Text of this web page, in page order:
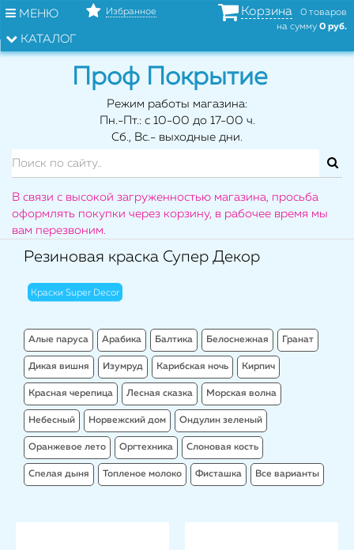
МЕНЮ
КАТАЛОГ
Избранное Корзина
0 товаров
на сумму 0 руб.
Проф Покрытие
Режим работы магазина:
Пн.-Пт.: с 10-00 до 17-00 ч.
Сб., Вс.- выходные дни.
В связи с высокой загруженностью магазина, просьба
оформлять покупки через корзину, в рабочее время мы
вам перезвоним.
Резиновая краска Супер Декор
Краски Super Decor
Алые паруса Арабика Балтика Белоснежная Гранат
Дикая вишня Изумруд Карибская ночь Кирпич
Красная черепица Лесная сказка Морская волна
Небесный Норвежский дом Ондулин зеленый
Оранжевое лето Оргтехника Слоновая кость
Спелая дыня Топленое молоко Фисташка Все варианты